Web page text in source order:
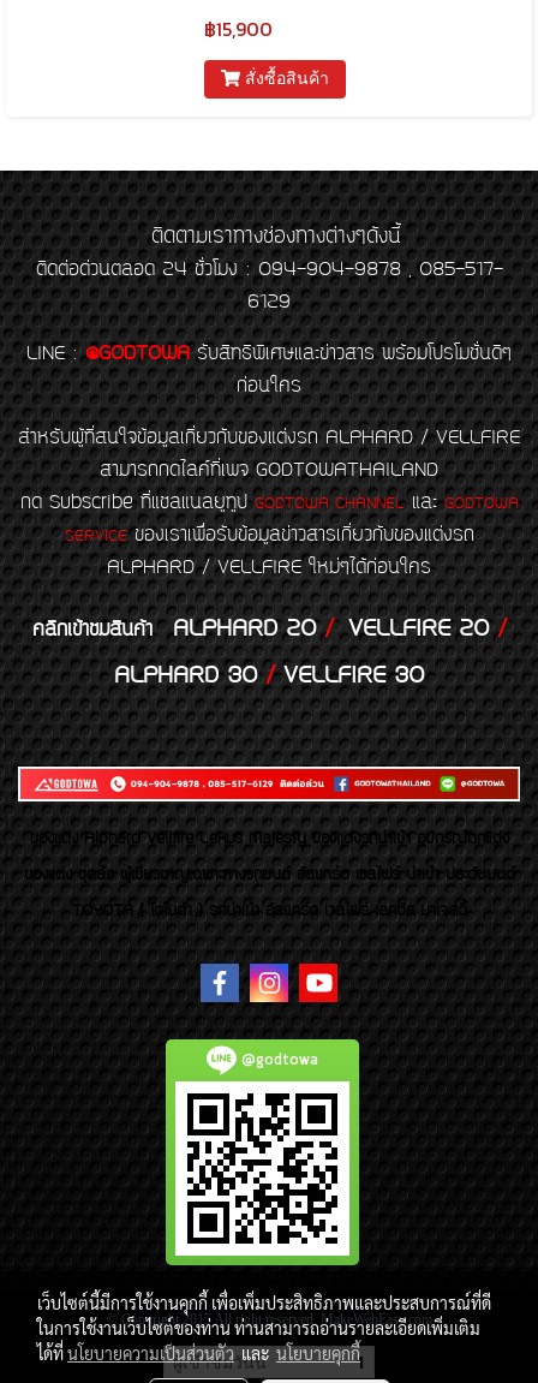
฿15,900
สั่งซื้อสินค้า
ติดตามเราทางช่องทางต่างๆดังนี้
ติดต่อด่วนตลอด 24 ชั่วโมง : 094-904-9878 , 085-517-
6129
LINE : @GODTOWA รับสิทธิพิเศษและข่าวสาร พร้อมโปรโมชั่นดีๆ
ก่อนใคร
สำหรับผู้ที่สนใจข้อมูลเกี่ยวกับของแต่งรถ ALPHARD / VELLFIRE
สามารถกดไลค์ที่เพจ GODTOWATHAILAND
กด Subscribe ที่แชลแนลยูทูป GODTOWA CHANNELและGODTOWA
SERVICEของเราเพื่อรับข้อมูลข่าวสารเกี่ยวกับของแต่งรถ
ALPHARD / VELLFIRE ใหม่ๆได้ก่อนใคร
คลิกเข้าชมสินค้า ALPHARD 20/VELLFIRE 20/
ALPHARD 30/VELLFIRE 30
ของเเต่ง Alphard Vellfire Lexus Majesty ของเเต่งรถนำเข้า อุปกรณ์ตกแต่ง
ของแต่ง ชุดล้อ ผู้เชี่ยวชาญเฉพาะทางรถยนต์ อัลพาร์ด เวลไฟร์ นำเข้า ประดับยนต์
TOYOTA ( โตโยต้า ) รถนำเข้า อัลพาร์ด เวลไฟร์ เลกซัส มาเจสตี้
@godtowa
© Copyright 2015 All right reserved. MakeWebEasy.com
ผู้เข้าชมวันนี้ 1
เว็บไซต์นี้มีการใช้งานคุกกี้ เพื่อเพิ่มประสิทธิภาพและประสบการณ์ที่ดี
ในการใช้งานเว็บไซต์ของท่าน ท่านสามารถอ่านรายละเอียดเพิ่มเติม
ได้ที่นโยบายความเป็นส่วนตัวและนโยบายคุกกี้